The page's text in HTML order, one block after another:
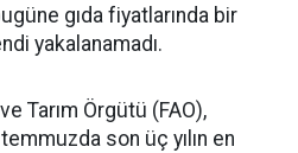
gıda fiyatlarında bir
yakalanamadı.
Tarım Örgütü (FAO),
son üç yılın en